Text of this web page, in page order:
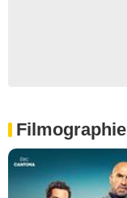
Filmographie